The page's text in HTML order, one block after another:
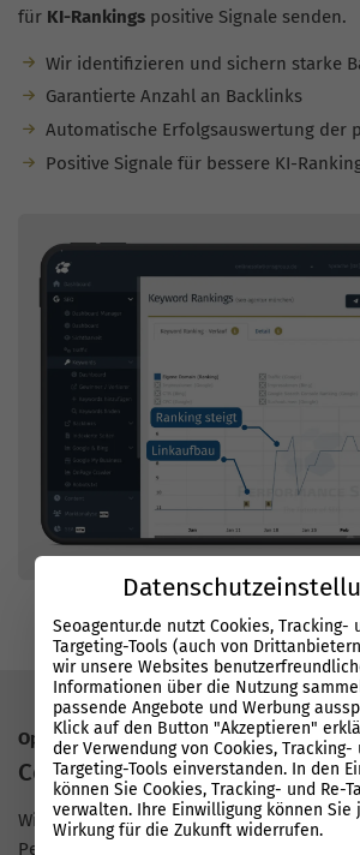
für KI-Rankings positive Signale senden.
Wir identifizieren und sichern starke
Garantierte Anzahl an Backlinks
Automatische Erfolgsauswertung der
Positive Signale für bessere KI-
Optimierung für Google & KI
Content der performt
Wir liefernContent mit Substanzstatt
Performance Suite entstehen Inhalte, die
Seoagentur.de nutzt Cookies, Tracking-
Targeting-Tools (auch von
wir unsere Websites
Informationen über die Nutzung
passende Angebote und Werbung
Klick auf den Button "Akzeptieren"
der Verwendung von Cookies, Tracking-
Targeting-Tools einverstanden. In den
können Sie Cookies, Tracking- und Re-
verwalten. Ihre Einwilligung können
Wirkung für die Zukunft widerrufen.